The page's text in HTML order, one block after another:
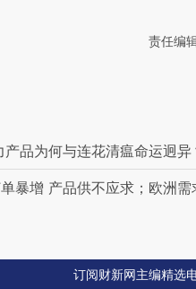
责任编
品为何与连花清瘟命运迥异
暴增 产品供不应求；欧洲
订阅财新网主编精选